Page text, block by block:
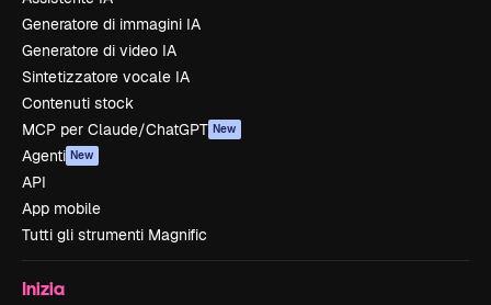
Generatore di immagini IA
Generatore di video IA
Sintetizzatore vocale IA
Contenuti stock
MCP per Claude/ChatGPT New
Agenti New
API
App mobile
Tutti gli strumenti Magnific
Inizia